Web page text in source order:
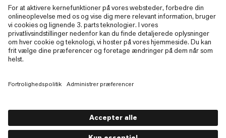
—
Sitemap
Cookies
Juridisk information